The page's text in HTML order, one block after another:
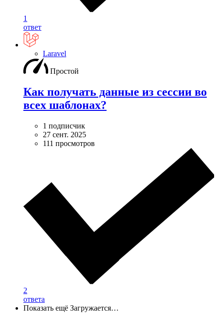
1
ответ
Laravel
Простой
Как получать данные из сессии во
всех шаблонах?
1 подписчик
27 сент. 2025
111 просмотров
2
ответа
Показать ещё Загружается…